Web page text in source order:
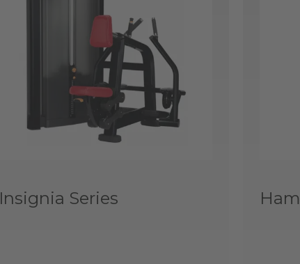
Insignia Series